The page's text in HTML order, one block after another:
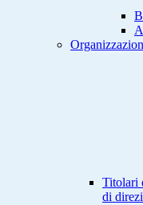
Titolari
di